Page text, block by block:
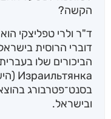
הקשה?
ד"ר ולרי טפליצקי
דוברי הרוסית
הביכורים שלו
בסנט־פטרבורג
ובישראל.